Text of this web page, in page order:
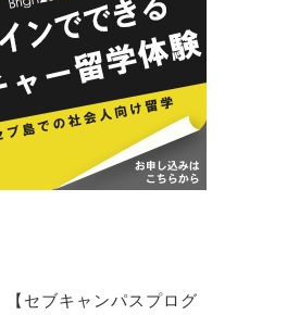
【セブキャンパスプログ